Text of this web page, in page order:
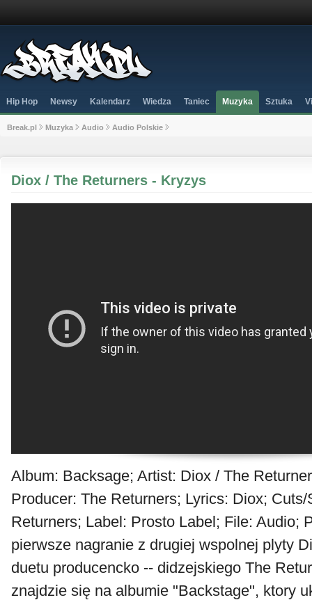
Hip Hop Newsy Kalendarz Wiedza Taniec Muzyka Sztuka
Break.pl Muzyka Audio Audio Polskie
Diox / The Returners - Kryzys
Album: Backsage; Artist: Diox / The
Producer: The Returners; Lyrics: Diox;
Returners; Label: Prosto Label; File: Audio;
pierwsze nagranie z drugiej wspolnej plyty
duetu producencko -- didzejskiego The
znajdzie się na albumie "Backstage", ktory